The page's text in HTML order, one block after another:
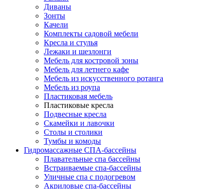
Диваны
Зонты
Качели
Комплекты садовой мебели
Кресла и стулья
Лежаки и шезлонги
Мебель для костровой зоны
Мебель для летнего кафе
Мебель из искусственного ротанга
Мебель из роупа
Пластиковая мебель
Пластиковые кресла
Подвесные кресла
Скамейки и лавочки
Столы и столики
Тумбы и комоды
Гидромассажные СПА-бассейны
Плавательные спа бассейны
Встраиваемые спа-бассейны
Уличные спа с подогревом
Акриловые спа-бассейны